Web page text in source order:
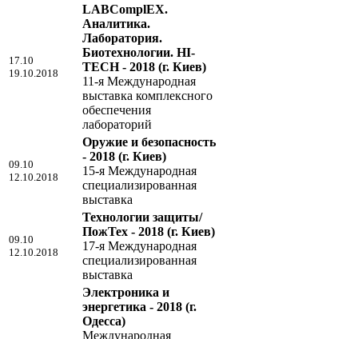
17.10
19.10.2018
LABComplEX.
Аналитика.
Лаборатория.
Биотехнологии. HI-
TECH - 2018 (г. Киев)
11-я Международная
выставка комплексного
обеспечения
лабораторий
09.10
12.10.2018
Оружие и безопасность
- 2018 (г. Киев)
15-я Международная
специализированная
выставка
09.10
12.10.2018
Технологии защиты/
ПожТех - 2018 (г. Киев)
17-я Международная
специализированная
выставка
Электроника и
энергетика - 2018 (г.
Одесса)
Международная